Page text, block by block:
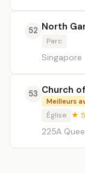
52 North
Parc
Singapore
53 Church
Meilleurs
Église ★ 5
225A